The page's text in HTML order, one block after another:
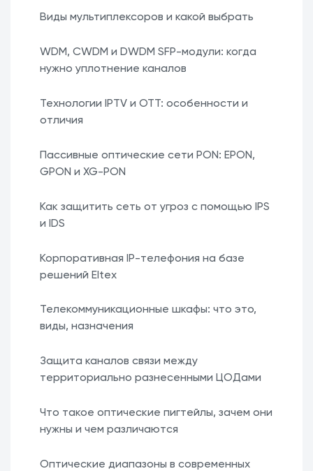
Виды мультиплексоров и какой выбрать
WDM, CWDM и DWDM SFP-модули: когда
нужно уплотнение каналов
Технологии IPTV и OTT: особенности и
отличия
Пассивные оптические сети PON: EPON,
GPON и XG-PON
Как защитить сеть от угроз с помощью IPS
и IDS
Корпоративная IP-телефония на базе
решений Eltex
Телекоммуникационные шкафы: что это,
виды, назначения
Защита каналов связи между
территориально разнесенными ЦОДами
Что такое оптические пигтейлы, зачем они
нужны и чем различаются
Оптические диапазоны в современных